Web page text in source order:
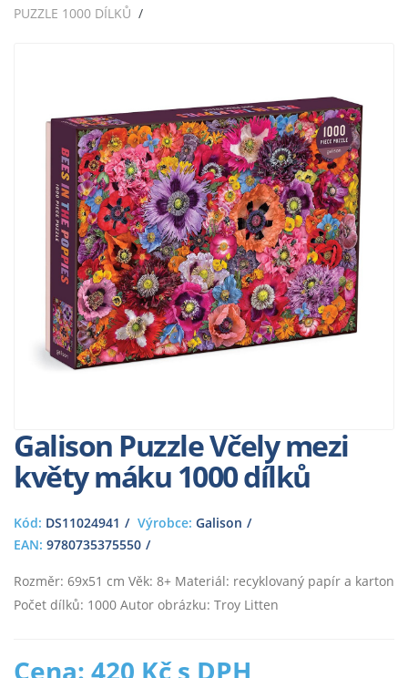
PUZZLE 1000 DÍLKŮ
Galison Puzzle Včely mezi
květy máku 1000 dílků
Kód: DS11024941 Výrobce: Galison
EAN: 9780735375550
Rozměr: 69x51 cm Věk: 8+ Materiál: recyklovaný papír a karton
Počet dílků: 1000 Autor obrázku: Troy Litten
Cena: 420 Kč s DPH